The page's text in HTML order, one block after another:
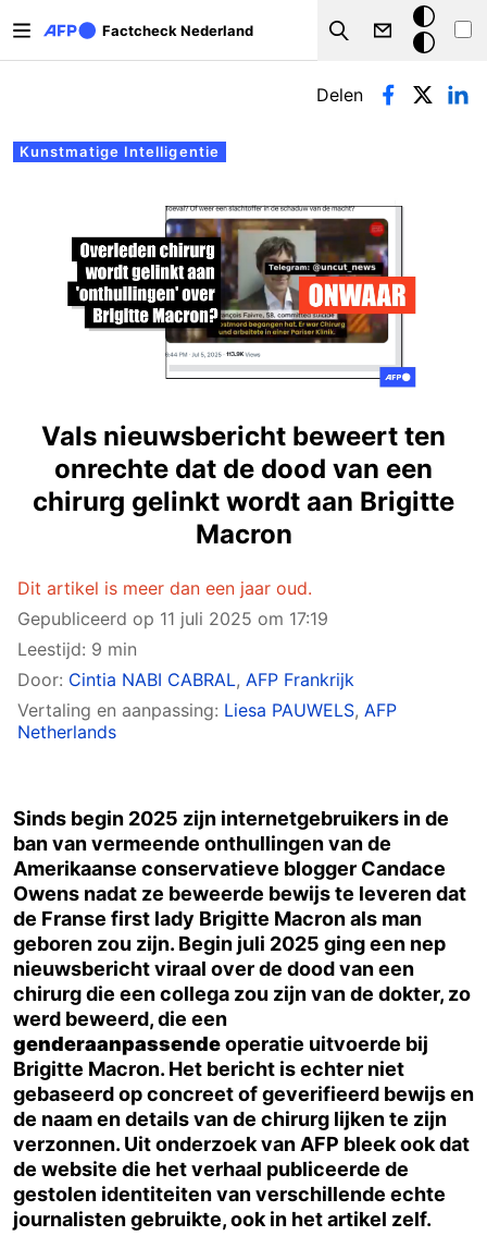
Factcheck Nederland
Search
Donkere
modus
Primaire tabs
Kunstmatige Intelligentie
Delen
Vals nieuwsbericht beweert ten
onrechte dat de dood van een
chirurg gelinkt wordt aan Brigitte
Macron
Dit artikel is meer dan een jaar oud.
Gepubliceerd op 11 juli 2025 om 17:19
Leestijd: 9 min
Door: Cintia NABI CABRAL, AFP Frankrijk
Vertaling en aanpassing: Liesa PAUWELS, AFP
Netherlands
Sinds begin 2025 zijn internetgebruikers in de
ban van vermeende onthullingen van de
Amerikaanse conservatieve blogger Candace
Owens nadat ze beweerde bewijs te leveren dat
de Franse first lady Brigitte Macron als man
geboren zou zijn. Begin juli 2025 ging een nep
nieuwsbericht viraal over de dood van een
chirurg die een collega zou zijn van de dokter, zo
werd beweerd, die een
genderaanpassendeoperatie uitvoerde bij
Brigitte Macron. Het bericht is echter niet
gebaseerd op concreet of geverifieerd bewijs en
de naam en details van de chirurg lijken te zijn
verzonnen. Uit onderzoek van AFP bleek ook dat
de website die het verhaal publiceerde de
gestolen identiteiten van verschillende echte
journalisten gebruikte, ook in het artikel zelf.